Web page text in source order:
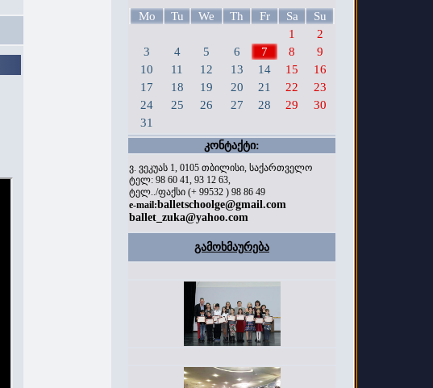
Mo Tu We Th Fr Sa
Su
1
2
3
4 5 6 7 8
9
10
11 12 13 14 15
16
17
18 19 20 21 22
23
24
25 26 27 28 29
30
31
კონტაქტი:
ვ. ვეკუას 1, 0105 თბილისი, საქართველო
ტელ: 98 60 41, 93 12 63,
ტელ../ფაქსი (+ 99532 ) 98 86 49
e-mail:balletschoolge@gmail.com
ballet_zuka@yahoo.com
გამოხმაურება